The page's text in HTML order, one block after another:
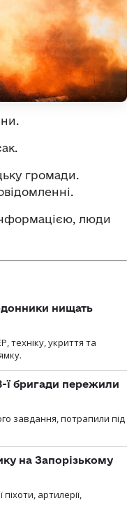
громади.
люди
нищать
техніку, укриття та
ї бригади пережили
завдання, потрапили під
на Запорізькому
артилерії,